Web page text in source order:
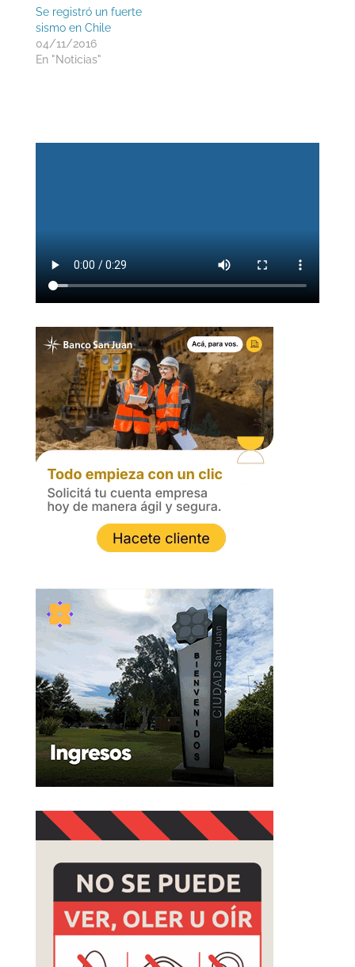
Se registró un fuerte
sismo en Chile
04/11/2016
En "Noticias"